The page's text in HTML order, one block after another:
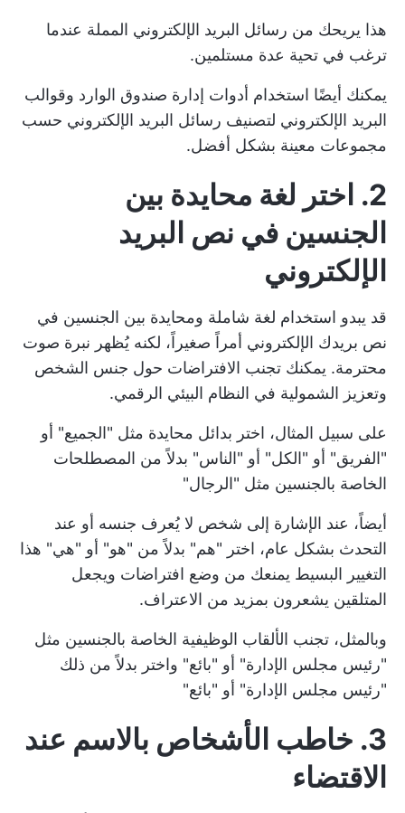
هذا يريحك من رسائل البريد الإلكتروني المملة عندما
ترغب في تحية عدة مستلمين.
يمكنك أيضًا استخدام أدوات إدارة صندوق الوارد وقوالب
البريد الإلكتروني لتصنيف رسائل البريد الإلكتروني حسب
مجموعات معينة بشكل أفضل.
2. اختر لغة محايدة بين
الجنسين في نص البريد
الإلكتروني
قد يبدو استخدام لغة شاملة ومحايدة بين الجنسين في
نص بريدك الإلكتروني أمراً صغيراً، لكنه يُظهر نبرة صوت
محترمة. يمكنك تجنب الافتراضات حول جنس الشخص
وتعزيز الشمولية في النظام البيئي الرقمي.
على سبيل المثال، اختر بدائل محايدة مثل "الجميع" أو
"الفريق" أو "الكل" أو "الناس" بدلاً من المصطلحات
الخاصة بالجنسين مثل "الرجال"
أيضاً، عند الإشارة إلى شخص لا يُعرف جنسه أو عند
التحدث بشكل عام، اختر "هم" بدلاً من "هو" أو "هي" هذا
التغيير البسيط يمنعك من وضع افتراضات ويجعل
المتلقين يشعرون بمزيد من الاعتراف.
وبالمثل، تجنب الألقاب الوظيفية الخاصة بالجنسين مثل
"رئيس مجلس الإدارة" أو "بائع" واختر بدلاً من ذلك
"رئيس مجلس الإدارة" أو "بائع"
3. خاطب الأشخاص بالاسم عند
الاقتضاء